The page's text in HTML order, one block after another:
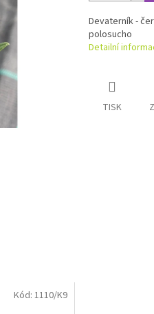
Devaterník -
polosucho
Detailní
TISK
Kód: 1110/K9